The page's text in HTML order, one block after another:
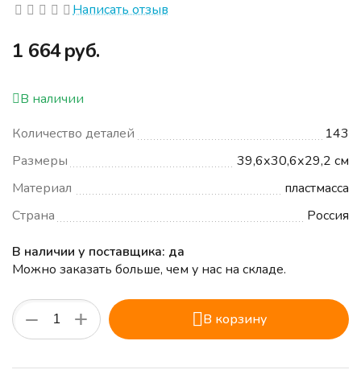
Написать отзыв
‍1 664‍руб.
В наличии
Количество деталей
143
Размеры
39,6х30,6х29,2 см
Материал
пластмасса
Страна
Россия
В наличии у поставщика: да
Можно заказать больше, чем у нас на складе.
+
− В корзину